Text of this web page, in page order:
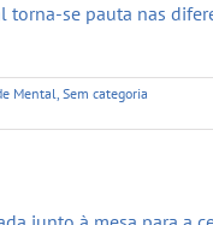
torna-se pauta nas
Mental, Sem categoria